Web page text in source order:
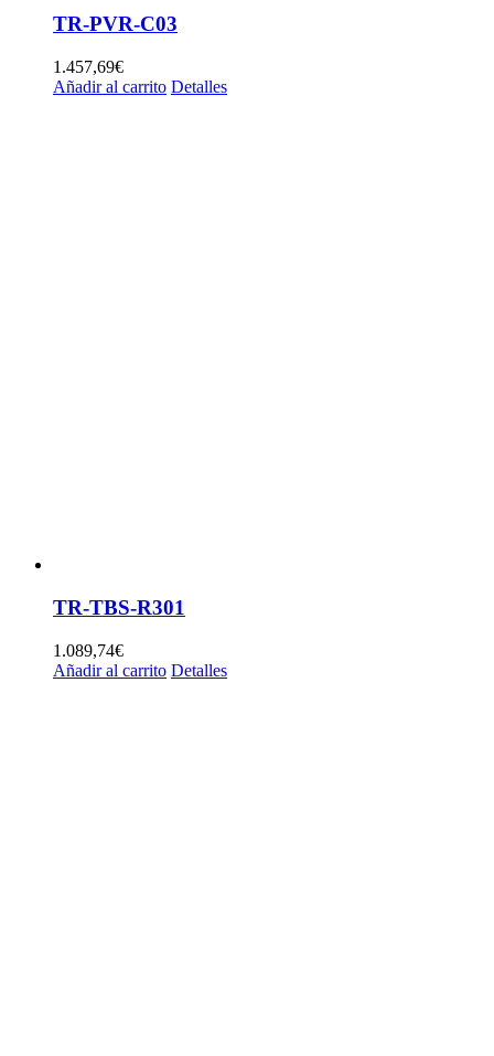
TR-PVR-C03
1.457,69€
Añadir al carrito Detalles
TR-TBS-R301
1.089,74€
Añadir al carrito Detalles